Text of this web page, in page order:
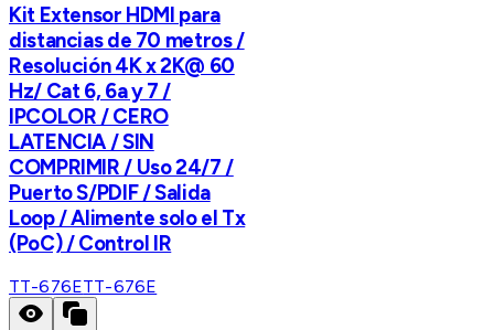
Kit Extensor HDMI para
distancias de 70 metros /
Resolución 4K x 2K@ 60
Hz/ Cat 6, 6a y 7 /
IPCOLOR / CERO
LATENCIA / SIN
COMPRIMIR / Uso 24/7 /
Puerto S/PDIF / Salida
Loop / Alimente solo el Tx
(PoC) / Control IR
TT-676ETT-676E